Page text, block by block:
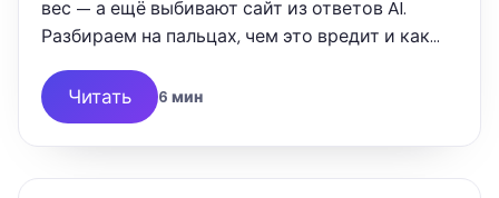
вес — а ещё выбивают сайт из ответов AI.
Разбираем на пальцах, чем это вредит и как
свести хопы к нулю.
Читать 6 мин